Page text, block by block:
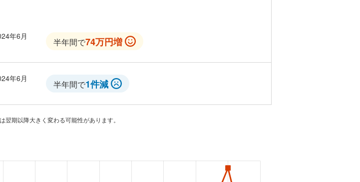
年6月
半年間で74万円増
年6月
半年間で1件減
期以降大きく変わる可能性があります。